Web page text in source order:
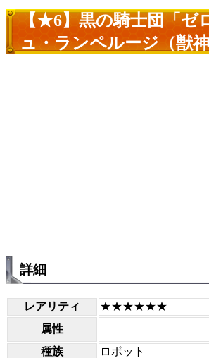
【★6】黒の騎士団「ゼ
ュ・ランペルージ（獣
詳細
レアリティ
★★★★★★
属性
種族
ロボット